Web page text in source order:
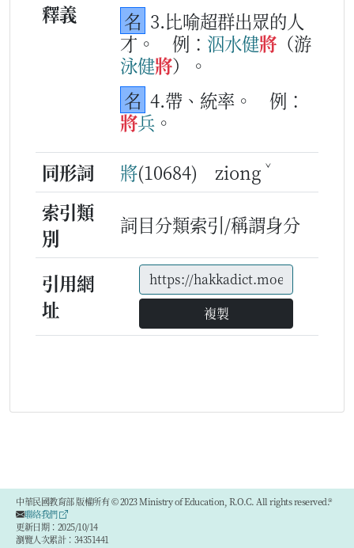
釋義
名 3.比喻超群出眾的人
才。
例： 泅水健將 （游
泳健將）。
名 4.帶、統率。
例：
將兵 。
同形詞
將(10684) ziong ˇ
索引類
別
詞目分類索引/稱謂身分
引用網
址
複製
中華民國教育部 版權所有 © 2023 Ministry of Education, R.O.C. All rights reserved.®
聯絡我們
更新日期：2025/10/14
瀏覽人次累計：34351441